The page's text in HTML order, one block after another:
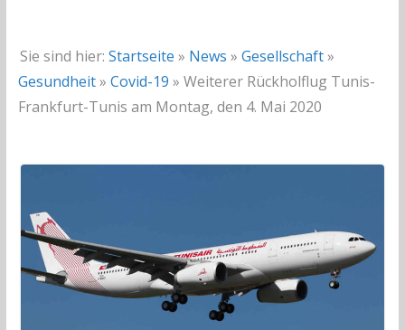
Sie sind hier: Startseite » News » Gesellschaft»
Gesundheit» Covid-19 » Weiterer Rückholflug Tunis-
Frankfurt-Tunis am Montag, den 4. Mai 2020